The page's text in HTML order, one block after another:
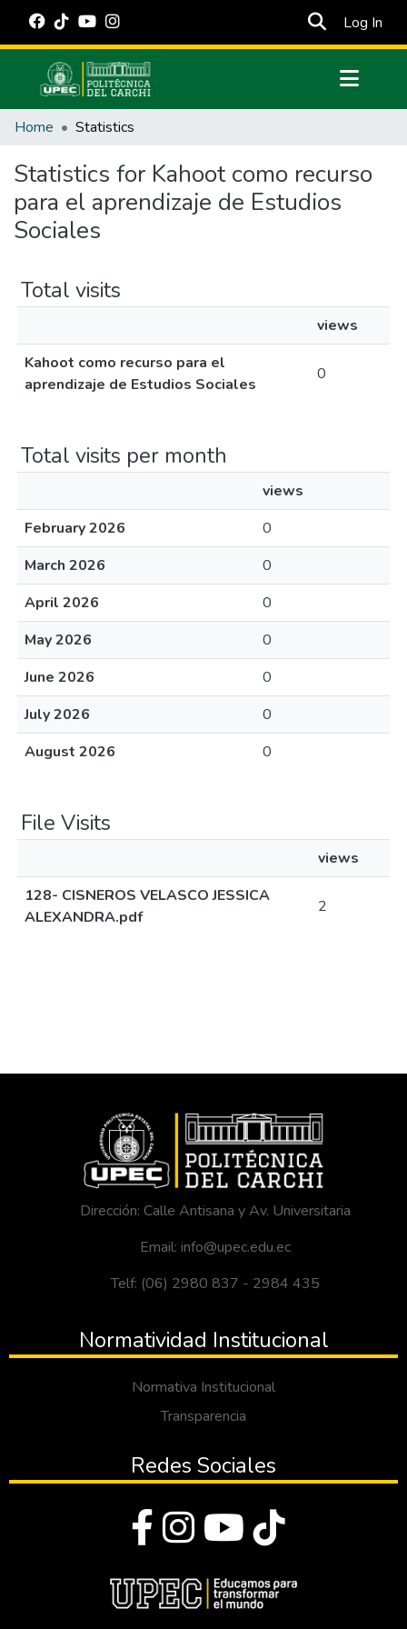
Log In
Communities & Collections
Estadísticas Externas
Manuales
Home Statistics
Statistics for Kahoot como recurso
para el aprendizaje de Estudios
Sociales
Total visits
views
Kahoot como recurso para el
aprendizaje de Estudios Sociales
0
Total visits per month
views
February 2026
0
March 2026
0
April 2026
0
May 2026
0
June 2026
0
July 2026
0
August 2026
0
File Visits
views
128- CISNEROS VELASCO JESSICA
ALEXANDRA.pdf
2
Dirección: Calle Antisana y Av. Universitaria
Email: info@upec.edu.ec
Telf: (06) 2980 837 - 2984 435
Normatividad Institucional
Normativa Institucional
Transparencia
Redes Sociales